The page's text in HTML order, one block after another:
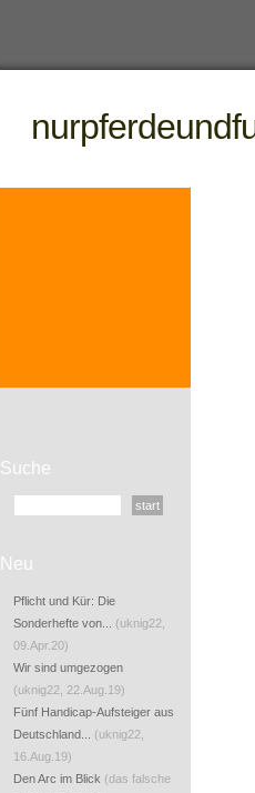
Suche
Neu
Pflicht und Kür: Die
Sonderhefte von...
(uknig22,
09.Apr.20)
Wir sind umgezogen
(uknig22, 22.Aug.19)
Fünf Handicap-Aufsteiger aus
Deutschland...
(uknig22,
16.Aug.19)
Den Arc im Blick (das falsche